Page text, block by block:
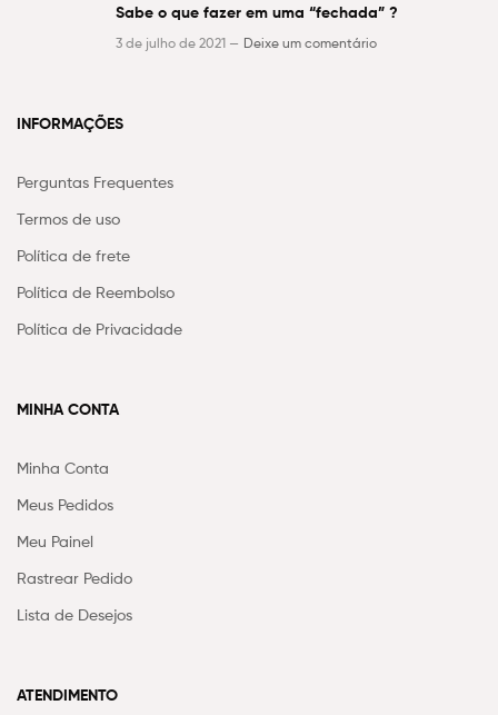
Sabe o que fazer em uma “fechada” ?
3 de julho de 2021 — Deixe um comentário
INFORMAÇÕES
Perguntas Frequentes
Termos de uso
Política de frete
Política de Reembolso
Política de Privacidade
MINHA CONTA
Minha Conta
Meus Pedidos
Meu Painel
Rastrear Pedido
Lista de Desejos
ATENDIMENTO